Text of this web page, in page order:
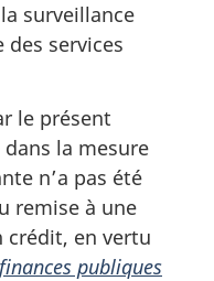
surveillance
des services
le présent
la mesure
n’a pas été
remise à une
crédit, en vertu
publiques